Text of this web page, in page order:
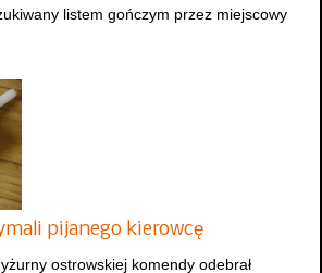
listem gończym przez miejscowy
pijanego kierowcę
ostrowskiej komendy odebrał